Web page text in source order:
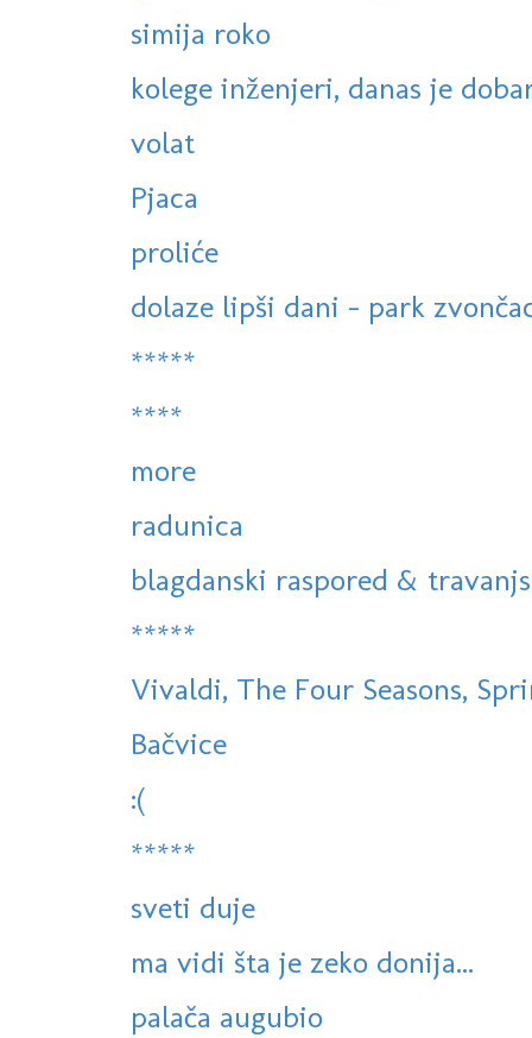
simija roko
kolege inženjeri, danas je
volat
Pjaca
proliće
dolaze lipši dani - park
*****
****
more
radunica
blagdanski raspored &
*****
Vivaldi, The Four Seasons,
Bačvice
:(
*****
sveti duje
ma vidi šta je zeko donija...
palača augubio